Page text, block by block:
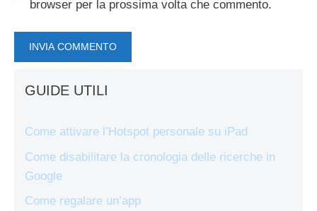
browser per la prossima volta che commento.
GUIDE UTILI
Come attivare l’Hotspot personale su iPad
Come disabilitare la cronologia delle ricerche in
Google
Come regalare un’app